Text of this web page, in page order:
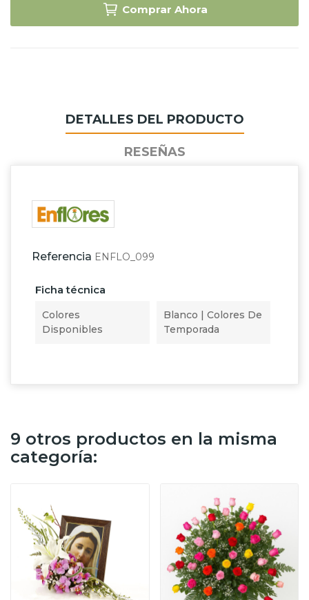
Comprar Ahora
DETALLES DEL PRODUCTO
RESEÑAS
Referencia ENFLO_099
Ficha técnica
Colores
Disponibles
Blanco | Colores De
Temporada
9 otros productos en la misma
categoría: